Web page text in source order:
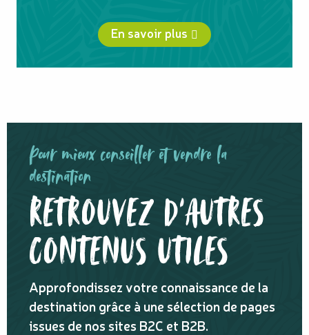
En savoir plus
Pour mieux conseiller et vendre la
destination
RETROUVEZ D'AUTRES
CONTENUS UTILES
Approfondissez votre connaissance de la
destination grâce à une sélection de pages
issues de nos sites B2C et B2B.